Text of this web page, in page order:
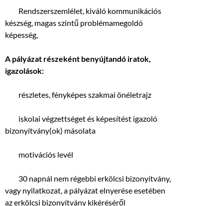
 Rendszerszemlélet, kiváló kommunikációs
készség, magas szintű problémamegoldó
képesség,
A pályázat részeként benyújtandó iratok,
igazolások:
 részletes, fényképes szakmai önéletrajz
 iskolai végzettséget és képesítést igazoló
bizonyítvány(ok) másolata
 motivációs levél
 30 napnál nem régebbi erkölcsi bizonyítvány,
vagy nyilatkozat, a pályázat elnyerése esetében
az erkölcsi bizonyítvány kikéréséről